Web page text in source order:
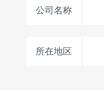
公司名称
所在地区